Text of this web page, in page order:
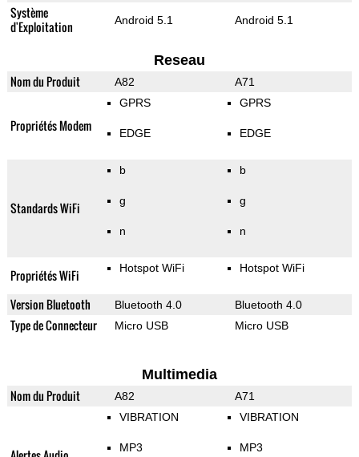
Système
d'Exploitation
Android 5.1 Android 5.1
Reseau
Nom du Produit A82 A71
Propriétés Modem
GPRS
EDGE
GPRS
EDGE
Standards WiFi
b
g
n
b
g
n
Propriétés WiFi Hotspot WiFi Hotspot WiFi
Version Bluetooth Bluetooth 4.0 Bluetooth 4.0
Type de Connecteur Micro USB Micro USB
Multimedia
Nom du Produit A82 A71
VIBRATION
MP3
VIBRATION
MP3